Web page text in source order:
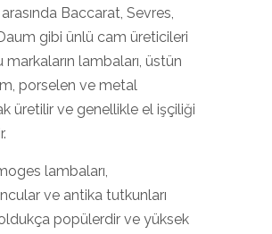
Baccarat, Sevres,
gibi ünlü cam üreticileri
markaların lambaları, üstün
porselen ve metal
üretilir ve genellikle el işçiliği
lambaları,
ve antika tutkunları
popülerdir ve yüksek